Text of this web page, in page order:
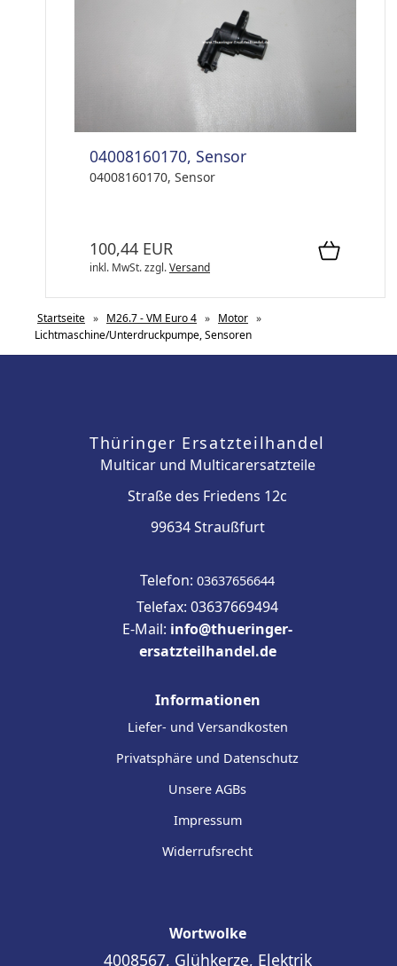
04008160170, Sensor
04008160170, Sensor
100,44 EUR
inkl. MwSt.zzgl.Versand
Startseite » M26.7 - VM Euro 4 » Motor »
Lichtmaschine/Unterdruckpumpe, Sensoren
Thüringer Ersatzteilhandel
Multicar und Multicarersatzteile
Straße des Friedens 12c
99634 Straußfurt
Telefon: 03637656644
Telefax: 03637669494
E-Mail: info@thueringer-
ersatzteilhandel.de
Informationen
Liefer- und Versandkosten
Privatsphäre und Datenschutz
Unsere AGBs
Impressum
Widerrufsrecht
Wortwolke
4008567, Glühkerze, Elektrik